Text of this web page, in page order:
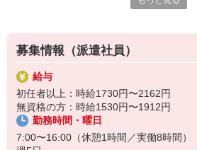
募集情報（派遣社員）
給与
初任者以上：時給1730円〜2162円
無資格の方：時給1530円〜1912円
勤務時間・曜日
7:00〜16:00（休憩1時間／実働8時間）